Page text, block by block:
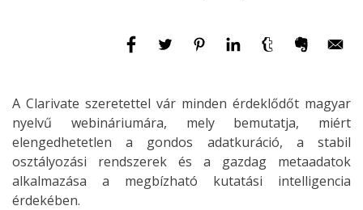
A Clarivate szeretettel vár minden érdeklődőt magyar
nyelvű webináriumára, mely bemutatja, miért
elengedhetetlen a gondos adatkuráció, a stabil
osztályozási rendszerek és a gazdag metaadatok
alkalmazása a megbízható kutatási intelligencia
érdekében.